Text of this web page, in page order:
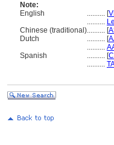
Note:
English
.......... [
..........
Chinese (traditional).......... [
Dutch
.......... [
..........
Spanish
.......... [
..........